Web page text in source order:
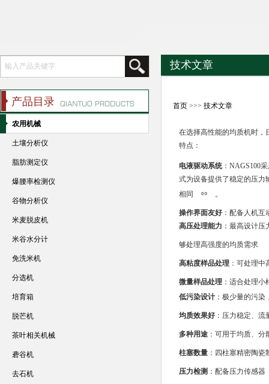
技术文章
首页>>> 技术文章
在选择高性能的均质机时，
特点：
电液驱动系统：NAGS100
式为设备提供了稳定的压力
相同
。
操作界面友好：配备人机互
高压处理能力 ：最高设计
够处理高强度的均质需求
高粘度样品处理：可处理中
微量样品处理：适合处理小
低污染设计：极少量的污染
均质效果好：压力稳定、流
多种用途：可用于均质、分
柱塞数量：四柱塞精密陶瓷
压力检测 ：配备压力传感器
产品目录
农用机械
土壤分析仪
脂肪测定仪
爆腰率检测仪
谷物分析仪
米麦脱皮机
米谷水分计
免洗米机
分选机
培育箱
脱芒机
茶叶相关机械
砻谷机
去石机